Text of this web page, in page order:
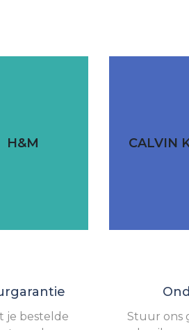
H&M CALVIN
je bestelde
Stuur ons